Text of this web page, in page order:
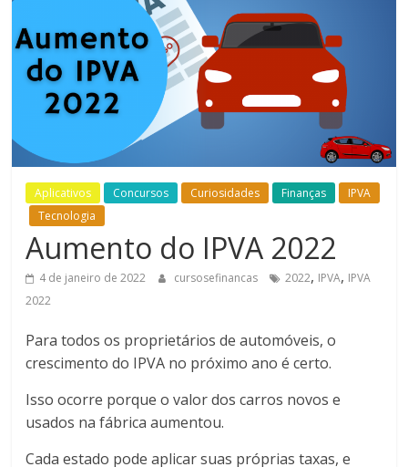
Aplicativos Concursos Curiosidades Finanças
IPVA
Tecnologia
Aumento do IPVA 2022
4 de janeiro de 2022 cursosefinancas 2022, IPVA, IPVA
2022
Para todos os proprietários de automóveis, o
crescimento do IPVA no próximo ano é certo.
Isso ocorre porque o valor dos carros novos e
usados ​​na fábrica aumentou.
Cada estado pode aplicar suas próprias taxas, e